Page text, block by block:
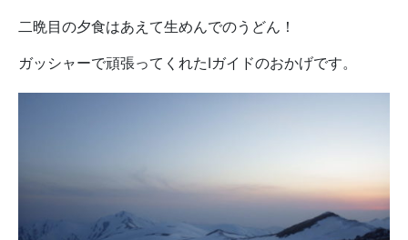
二晩目の夕食はあえて生めんでのうどん！
ガッシャーで頑張ってくれたIガイドのおかげです。